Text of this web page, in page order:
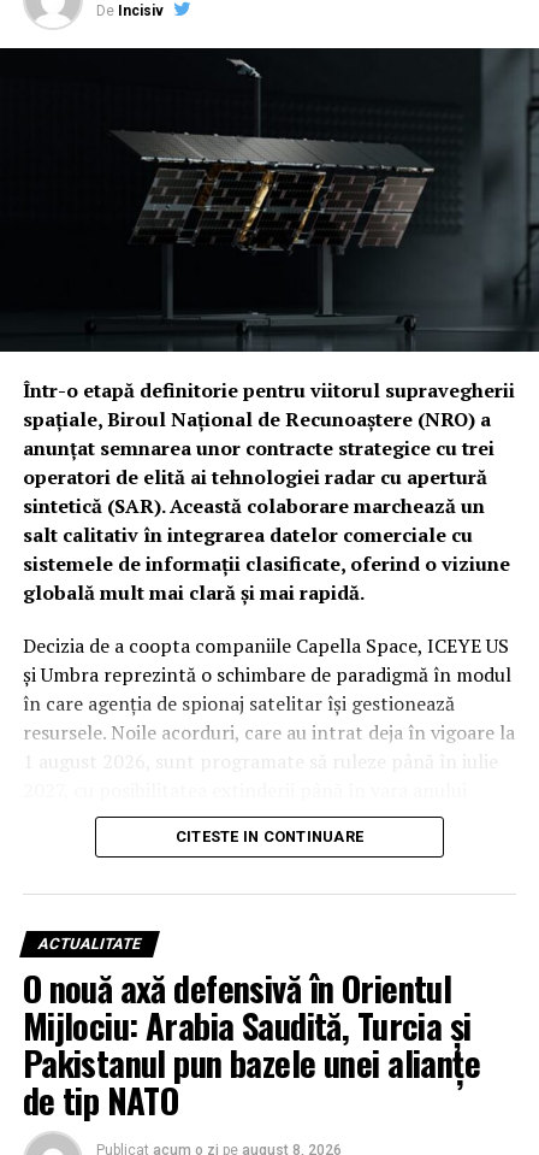
De Incisiv
Într-o etapă definitorie pentru viitorul supravegherii
spațiale, Biroul Național de Recunoaștere (NRO) a
anunțat semnarea unor contracte strategice cu trei
operatori de elită ai tehnologiei radar cu apertură
sintetică (SAR). Această colaborare marchează un
salt calitativ în integrarea datelor comerciale cu
sistemele de informații clasificate, oferind o viziune
globală mult mai clară și mai rapidă.
Decizia de a coopta companiile Capella Space, ICEYE US
și Umbra reprezintă o schimbare de paradigmă în modul
în care agenția de spionaj satelitar își gestionează
resursele. Noile acorduri, care au intrat deja în vigoare la
1 august 2026, sunt programate să ruleze până în iulie
2029. Deși valorile financiare rămân confidențiale din
cauza bugetului clasificat al agenției, impactul
De la studii la operațiuni: Capella
Space, ICEYE US și Umbra devin
piloni ai securității naționale
Această tranziție nu este una întâmplătoare, ci
reprezintă evoluția firească a unor parteneriate testate
riguros în ultimii ani. Noul cadru contractual, intitulat
CITESTE IN CONTINUARE
ACTUALITATE
O nouă axă defensivă în Orientul
Mijlociu: Arabia Saudită, Turcia și
Pakistanul pun bazele unei alianțe
de tip NATO
Publicat acum o zi pe august 8, 2026